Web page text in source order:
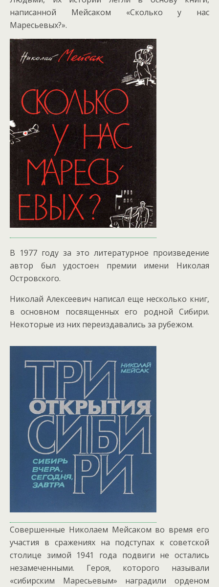
написанной Мейсаком «Сколько у нас
Маресьевых?».
В 1977 году за это литературное произведение
автор был удостоен премии имени Николая
Островского.
Николай Алексеевич написал еще несколько книг,
в основном посвященных его родной Сибири.
Некоторые из них переиздавались за рубежом.
Совершенные Николаем Мейсаком во время его
участия в сражениях на подступах к советской
столице зимой 1941 года подвиги не остались
незамеченными. Героя, которого называли
«сибирским Маресьевым» наградили орденом